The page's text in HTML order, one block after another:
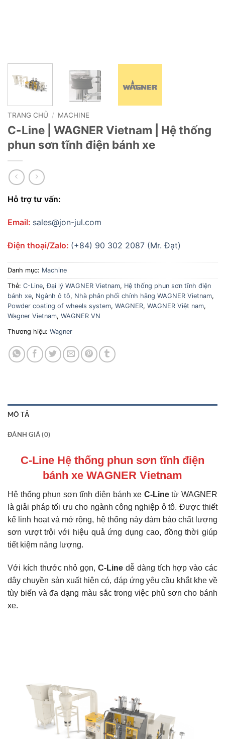
TRANG CHỦ / MACHINE
C-Line | WAGNER Vietnam | Hệ thống
phun sơn tĩnh điện bánh xe
Hỗ trợ tư vấn:
Email: sales@jon-jul.com
Điện thoại/Zalo: (+84) 90 302 2087 (Mr. Đạt)
Danh mục: Machine
Thẻ: C-Line,Đại lý WAGNER Vietnam, Hệ thống phun sơn tĩnh điện
bánh xe, Ngành ô tô, Nhà phân phối chính hãng WAGNER Vietnam,
Powder coating of wheels system, WAGNER, WAGNER Việt nam,
Wagner Vietnam, WAGNER VN
Thương hiệu: Wagner
MÔ TẢ
ĐÁNH GIÁ (0)
C-Line Hệ thống phun sơn tĩnh điện
bánh xe WAGNER Vietnam
Hệ thống phun sơn tĩnh điện bánh xe C-Linetừ WAGNER
là giải pháp tối ưu cho ngành công nghiệp ô tô. Được thiết
kế linh hoạt và mở rộng, hệ thống này đảm bảo chất lượng
sơn vượt trội với hiệu quả ứng dụng cao, đồng thời giúp
tiết kiệm năng lượng.
Với kích thước nhỏ gọn,C-Line dễ dàng tích hợp vào các
dây chuyền sản xuất hiện có, đáp ứng yêu cầu khắt khe về
tùy biến và đa dạng màu sắc trong việc phủ sơn cho bánh
xe.